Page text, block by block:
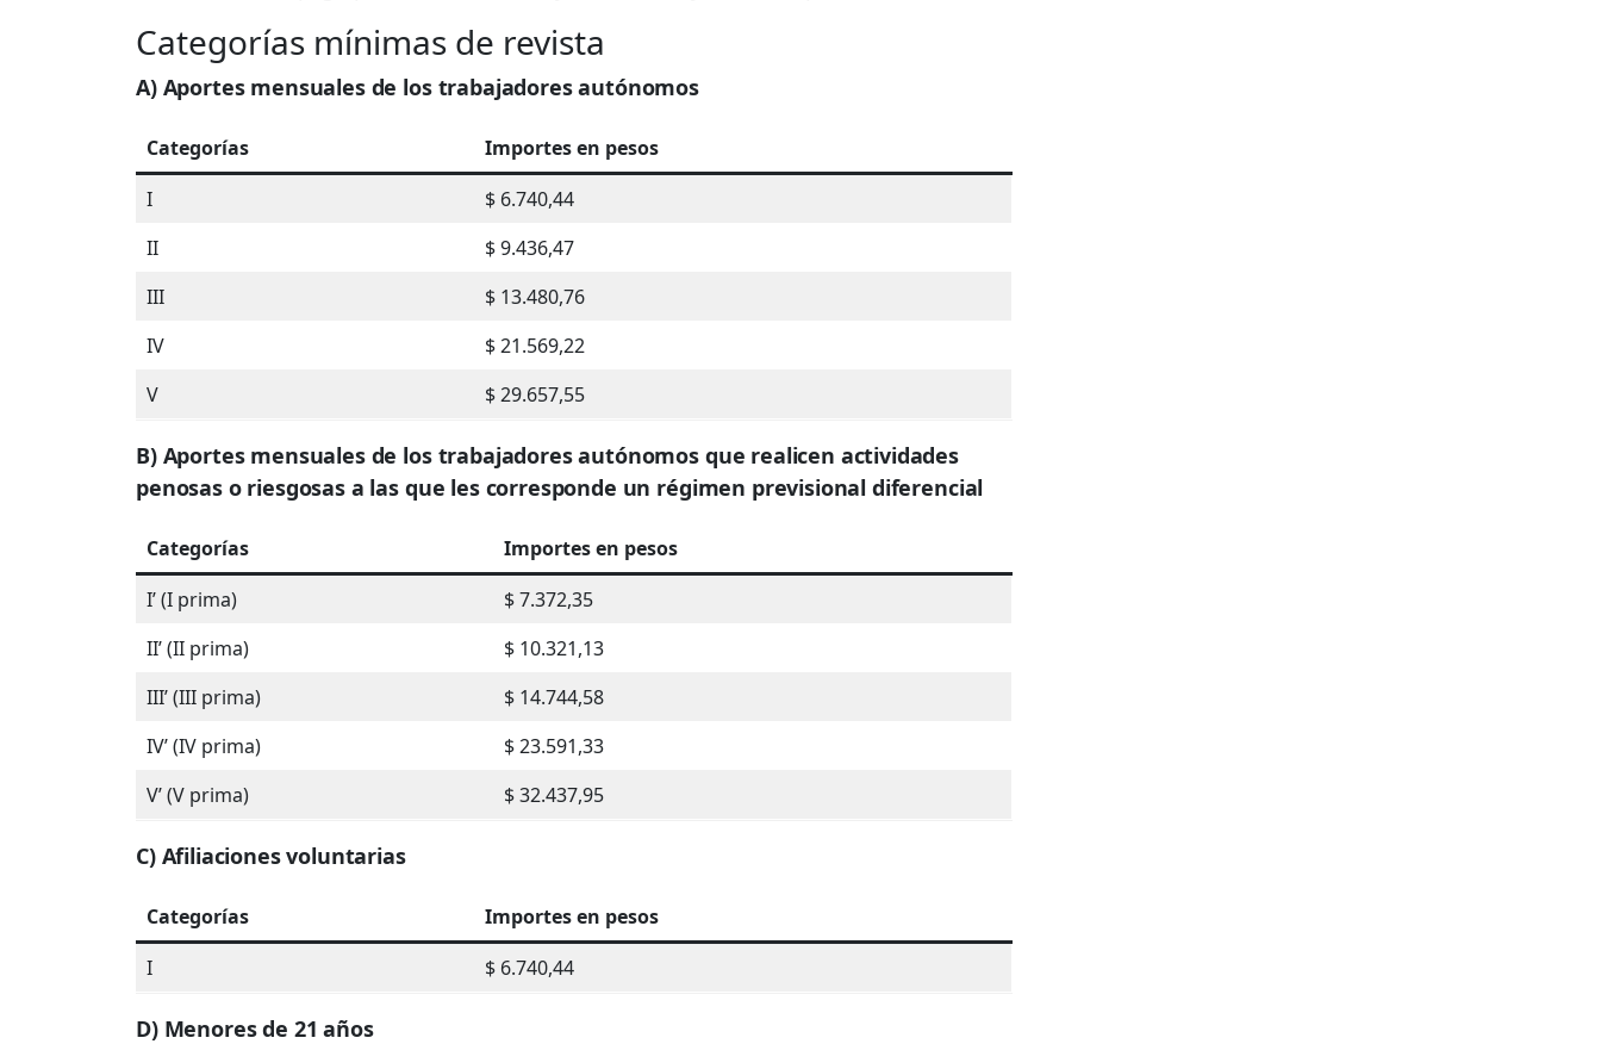
Categorías mínimas de revista
A) Aportes mensuales de los trabajadores autónomos
Categorías
Importes en pesos
I
$ 6.740,44
II
$ 9.436,47
III
$ 13.480,76
IV
$ 21.569,22
V
$ 29.657,55
B) Aportes mensuales de los trabajadores autónomos que realicen actividades
penosas o riesgosas a las que les corresponde un régimen previsional diferencial
Categorías
Importes en pesos
I’ (I prima)
$ 7.372,35
II’ (II prima)
$ 10.321,13
III’ (III prima)
$ 14.744,58
IV’ (IV prima)
$ 23.591,33
V’ (V prima)
$ 32.437,95
C) Afiliaciones voluntarias
Categorías
Importes en pesos
I
$ 6.740,44
D) Menores de 21 años